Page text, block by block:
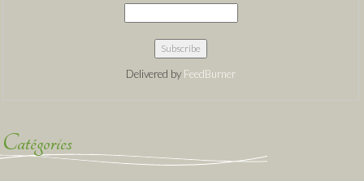
Delivered by FeedBurner
Catégories